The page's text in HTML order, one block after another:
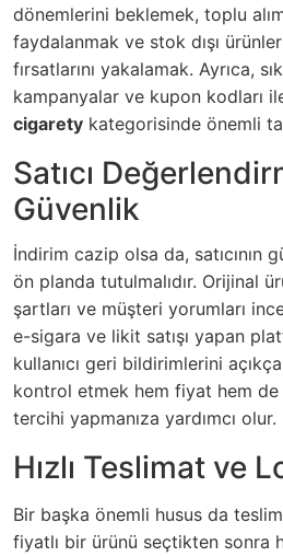
dönemlerini beklemek, toplu
faydalanmak ve stok dışı
fırsatlarını yakalamak. Ayrıca,
kampanyalar ve kupon kodları
cigarety kategorisinde önemli
Satıcı
Güvenlik
İndirim cazip olsa da, satıcının
ön planda tutulmalıdır. Orijinal
şartları ve müşteri yorumları
e-sigara ve likit satışı yapan
kullanıcı geri bildirimlerini
kontrol etmek hem fiyat hem de
tercihi yapmanıza yardımcı olur.
Hızlı Teslimat ve
Bir başka önemli husus da
fiyatlı bir ürünü seçtikten sonra